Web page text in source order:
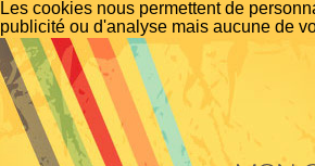
Les cookies nous permettent de
publicité ou d'analyse mais aucune de